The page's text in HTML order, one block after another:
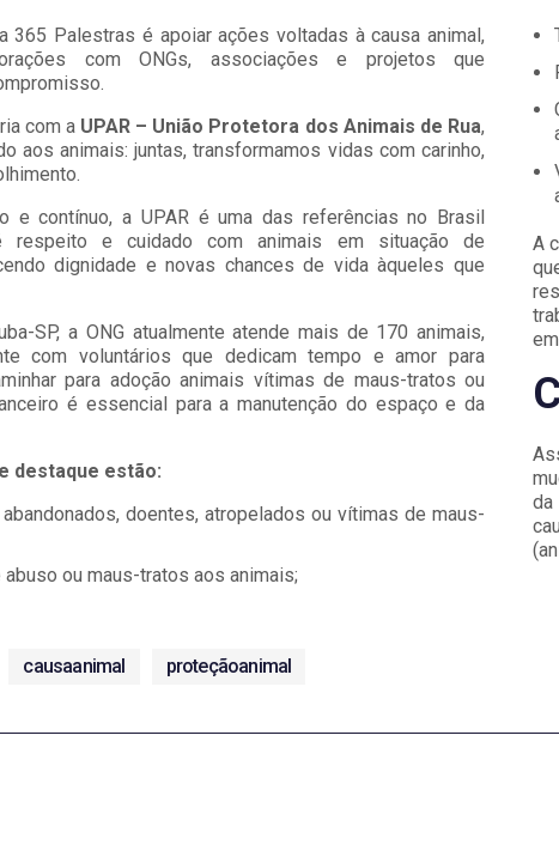
365 Palestras é apoiar ações voltadas à causa animal,
com ONGs, associações e projetos que
com a UPAR – União Protetora dos Animais de Rua,
aos animais: juntas, transformamos vidas com carinho,
e contínuo, a UPAR é uma das referências no Brasil
respeito e cuidado com animais em situação de
dignidade e novas chances de vida àqueles que
SP, a ONG atualmente atende mais de 170 animais,
com voluntários que dedicam tempo e amor para
para adoção animais vítimas de maus-tratos ou
é essencial para a manutenção do espaço e da
destaque estão:
doentes, atropelados ou vítimas de maus-
abuso ou maus-tratos aos animais;
A
causaanimal proteçãoanimal